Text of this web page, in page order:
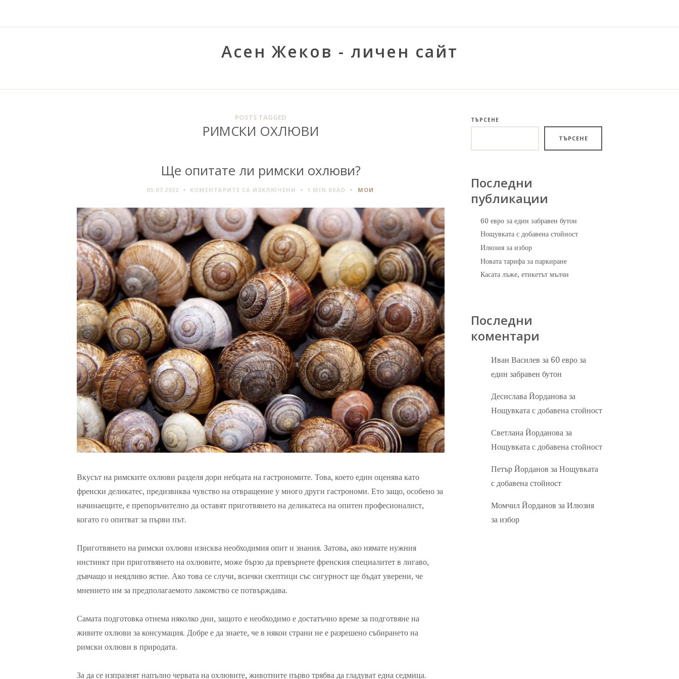
Асен Жеков - личен сайт
POSTS TAGGED
РИМСКИ ОХЛЮВИ
Ще опитате ли римски охлюви?
03.07.2022 КОМЕНТАРИТЕ СА ИЗКЛЮЧЕНИ ЗА
ОПИТАТЕ
ЛИ
РИМСКИ
ОХЛЮВИ?
1 MIN READ МОИ
Вкусът на римските охлюви разделя дори небцата на гастрономите. Това, което един оценява като
френски деликатес, предизвиква чувство на отвращение у много други гастрономи. Ето защо, особено за
начинаещите, е препоръчително да оставят приготвянето на деликатеса на опитен професионалист,
когато го опитват за първи път.
Приготвянето на римски охлюви изисква необходимия опит и знания. Затова, ако нямате нужния
инстинкт при приготвянето на охлювите, може бързо да превърнете френския специалитет в лигаво,
дъвчащо и неядливо ястие. Ако това се случи, всички скептици със сигурност ще бъдат уверени, че
мнението им за предполагаемото лакомство се потвърждава.
Самата подготовка отнема няколко дни, защото е необходимо е достатъчно време за подготвяне на
живите охлюви за консумация. Добре е да знаете, че в някои страни не е разрешено събирането на
римски охлюви в природата.
За да се изпразнят напълно червата на охлювите, животните първо трябва да гладуват една седмица.
ТЪРСЕНЕ
ТЪРСЕНЕ
Последни
публикации
60 евро за един забравен бутон
Нощувката с добавена стойност
Илюзия за избор
Новата тарифа за паркиране
Касата лъже, етикетът мълчи
Последни
коментари
Иван Василев за 60 евро за
един забравен бутон
Десислава Йорданова за
Нощувката с добавена стойност
Светлана Йорданова за
Нощувката с добавена стойност
Петър Йорданов за Нощувката
с добавена стойност
Момчил Йорданов за Илюзия
за избор